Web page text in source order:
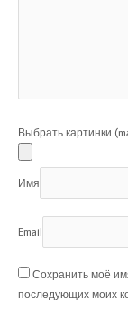
Выбрать картинки
Имя
Email
Сохранить моё
последующих моих